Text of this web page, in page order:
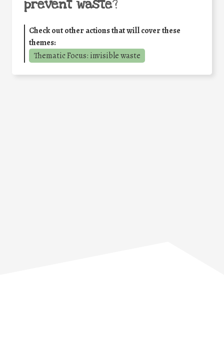
prevent waste?
Check out other actions that will cover these
themes:
Thematic Focus: invisible waste